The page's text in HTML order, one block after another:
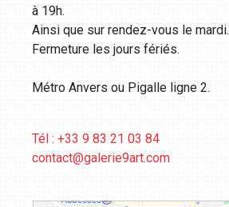
à 19h.
Ainsi que sur rendez-vous le mardi.
Fermeture les jours fériés.
Métro Anvers ou Pigalle ligne 2.
Tél : +33 9 83 21 03 84
contact@galerie9art.com